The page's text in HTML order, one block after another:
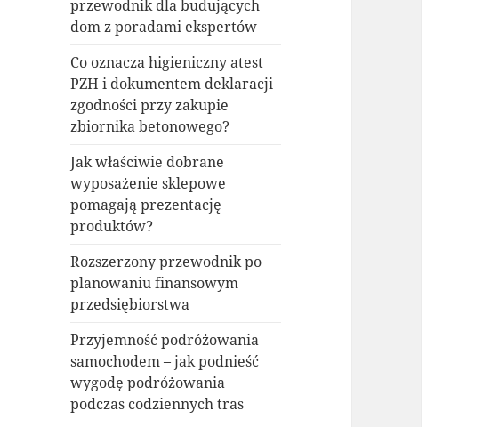
przewodnik dla budujących
dom z poradami ekspertów
Co oznacza higieniczny atest
PZH i dokumentem deklaracji
zgodności przy zakupie
zbiornika betonowego?
Jak właściwie dobrane
wyposażenie sklepowe
pomagają prezentację
produktów?
Rozszerzony przewodnik po
planowaniu finansowym
przedsiębiorstwa
Przyjemność podróżowania
samochodem – jak podnieść
wygodę podróżowania
podczas codziennych tras